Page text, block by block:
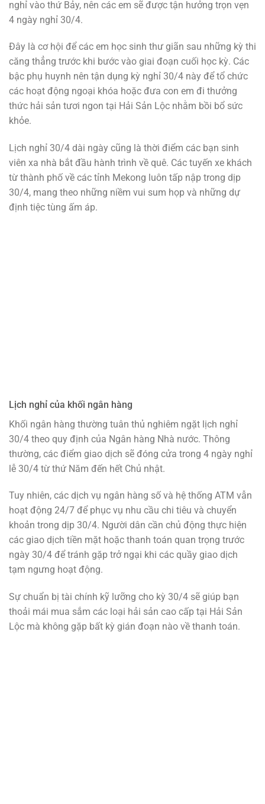
nghỉ vào thứ Bảy, nên các em sẽ được tận hưởng trọn vẹn
4 ngày nghỉ 30/4.
Đây là cơ hội để các em học sinh thư giãn sau những kỳ thi
căng thẳng trước khi bước vào giai đoạn cuối học kỳ. Các
bậc phụ huynh nên tận dụng kỳ nghỉ 30/4 này để tổ chức
các hoạt động ngoại khóa hoặc đưa con em đi thưởng
thức hải sản tươi ngon tại Hải Sản Lộc nhằm bồi bổ sức
khỏe.
Lịch nghỉ 30/4 dài ngày cũng là thời điểm các bạn sinh
viên xa nhà bắt đầu hành trình về quê. Các tuyến xe khách
từ thành phố về các tỉnh Mekong luôn tấp nập trong dịp
30/4, mang theo những niềm vui sum họp và những dự
định tiệc tùng ấm áp.
Lịch nghỉ của khối ngân hàng
Khối ngân hàng thường tuân thủ nghiêm ngặt lịch nghỉ
30/4 theo quy định của Ngân hàng Nhà nước. Thông
thường, các điểm giao dịch sẽ đóng cửa trong 4 ngày nghỉ
lễ 30/4 từ thứ Năm đến hết Chủ nhật.
Tuy nhiên, các dịch vụ ngân hàng số và hệ thống ATM vẫn
hoạt động 24/7 để phục vụ nhu cầu chi tiêu và chuyển
khoản trong dịp 30/4. Người dân cần chủ động thực hiện
các giao dịch tiền mặt hoặc thanh toán quan trọng trước
ngày 30/4 để tránh gặp trở ngại khi các quầy giao dịch
tạm ngưng hoạt động.
Sự chuẩn bị tài chính kỹ lưỡng cho kỳ 30/4 sẽ giúp bạn
thoải mái mua sắm các loại hải sản cao cấp tại Hải Sản
Lộc mà không gặp bất kỳ gián đoạn nào về thanh toán.